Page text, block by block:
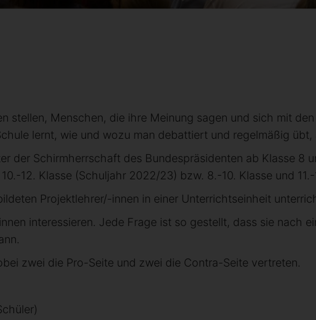
stellen, Menschen, die ihre Meinung sagen und sich mit
lernt, wie und wozu man debattiert und regelmäßig
der Schirmherrschaft des Bundespräsidenten ab Klasse 8
12. Klasse (Schuljahr 2022/23) bzw. 8.-10. Klasse und
Projektlehrer/-innen in einer Unterrichtseinheit
interessieren. Jede Frage ist so gestellt, dass sie nach
zwei die Pro-Seite und zwei die Contra-Seite vertreten.